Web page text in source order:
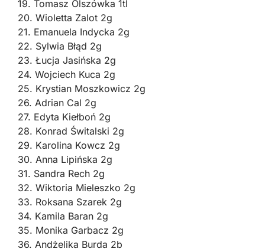
19. Tomasz Olszówka 1tl
20. Wioletta Zalot 2g
21. Emanuela Indycka 2g
22. Sylwia Błąd 2g
23. Łucja Jasińska 2g
24. Wojciech Kuca 2g
25. Krystian Moszkowicz 2g
26. Adrian Cal 2g
27. Edyta Kiełboń 2g
28. Konrad Świtalski 2g
29. Karolina Kowcz 2g
30. Anna Lipińska 2g
31. Sandra Rech 2g
32. Wiktoria Mieleszko 2g
33. Roksana Szarek 2g
34. Kamila Baran 2g
35. Monika Garbacz 2g
36. Andżelika Burda 2b